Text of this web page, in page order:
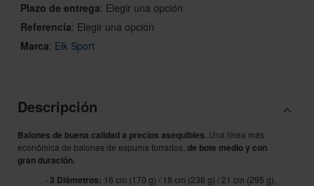
Plazo de entrega: Elegir una opción
Referencia: Elegir una opción
Marca: Elk Sport
Descripción
Balones de buena calidad a precios asequibles. Una línea más
económica de balones de espuma forrados, de bote medio y con
gran duración.
· 3 Diámetros: 16 cm (170 g) / 18 cm (238 g) / 21 cm (295 g).